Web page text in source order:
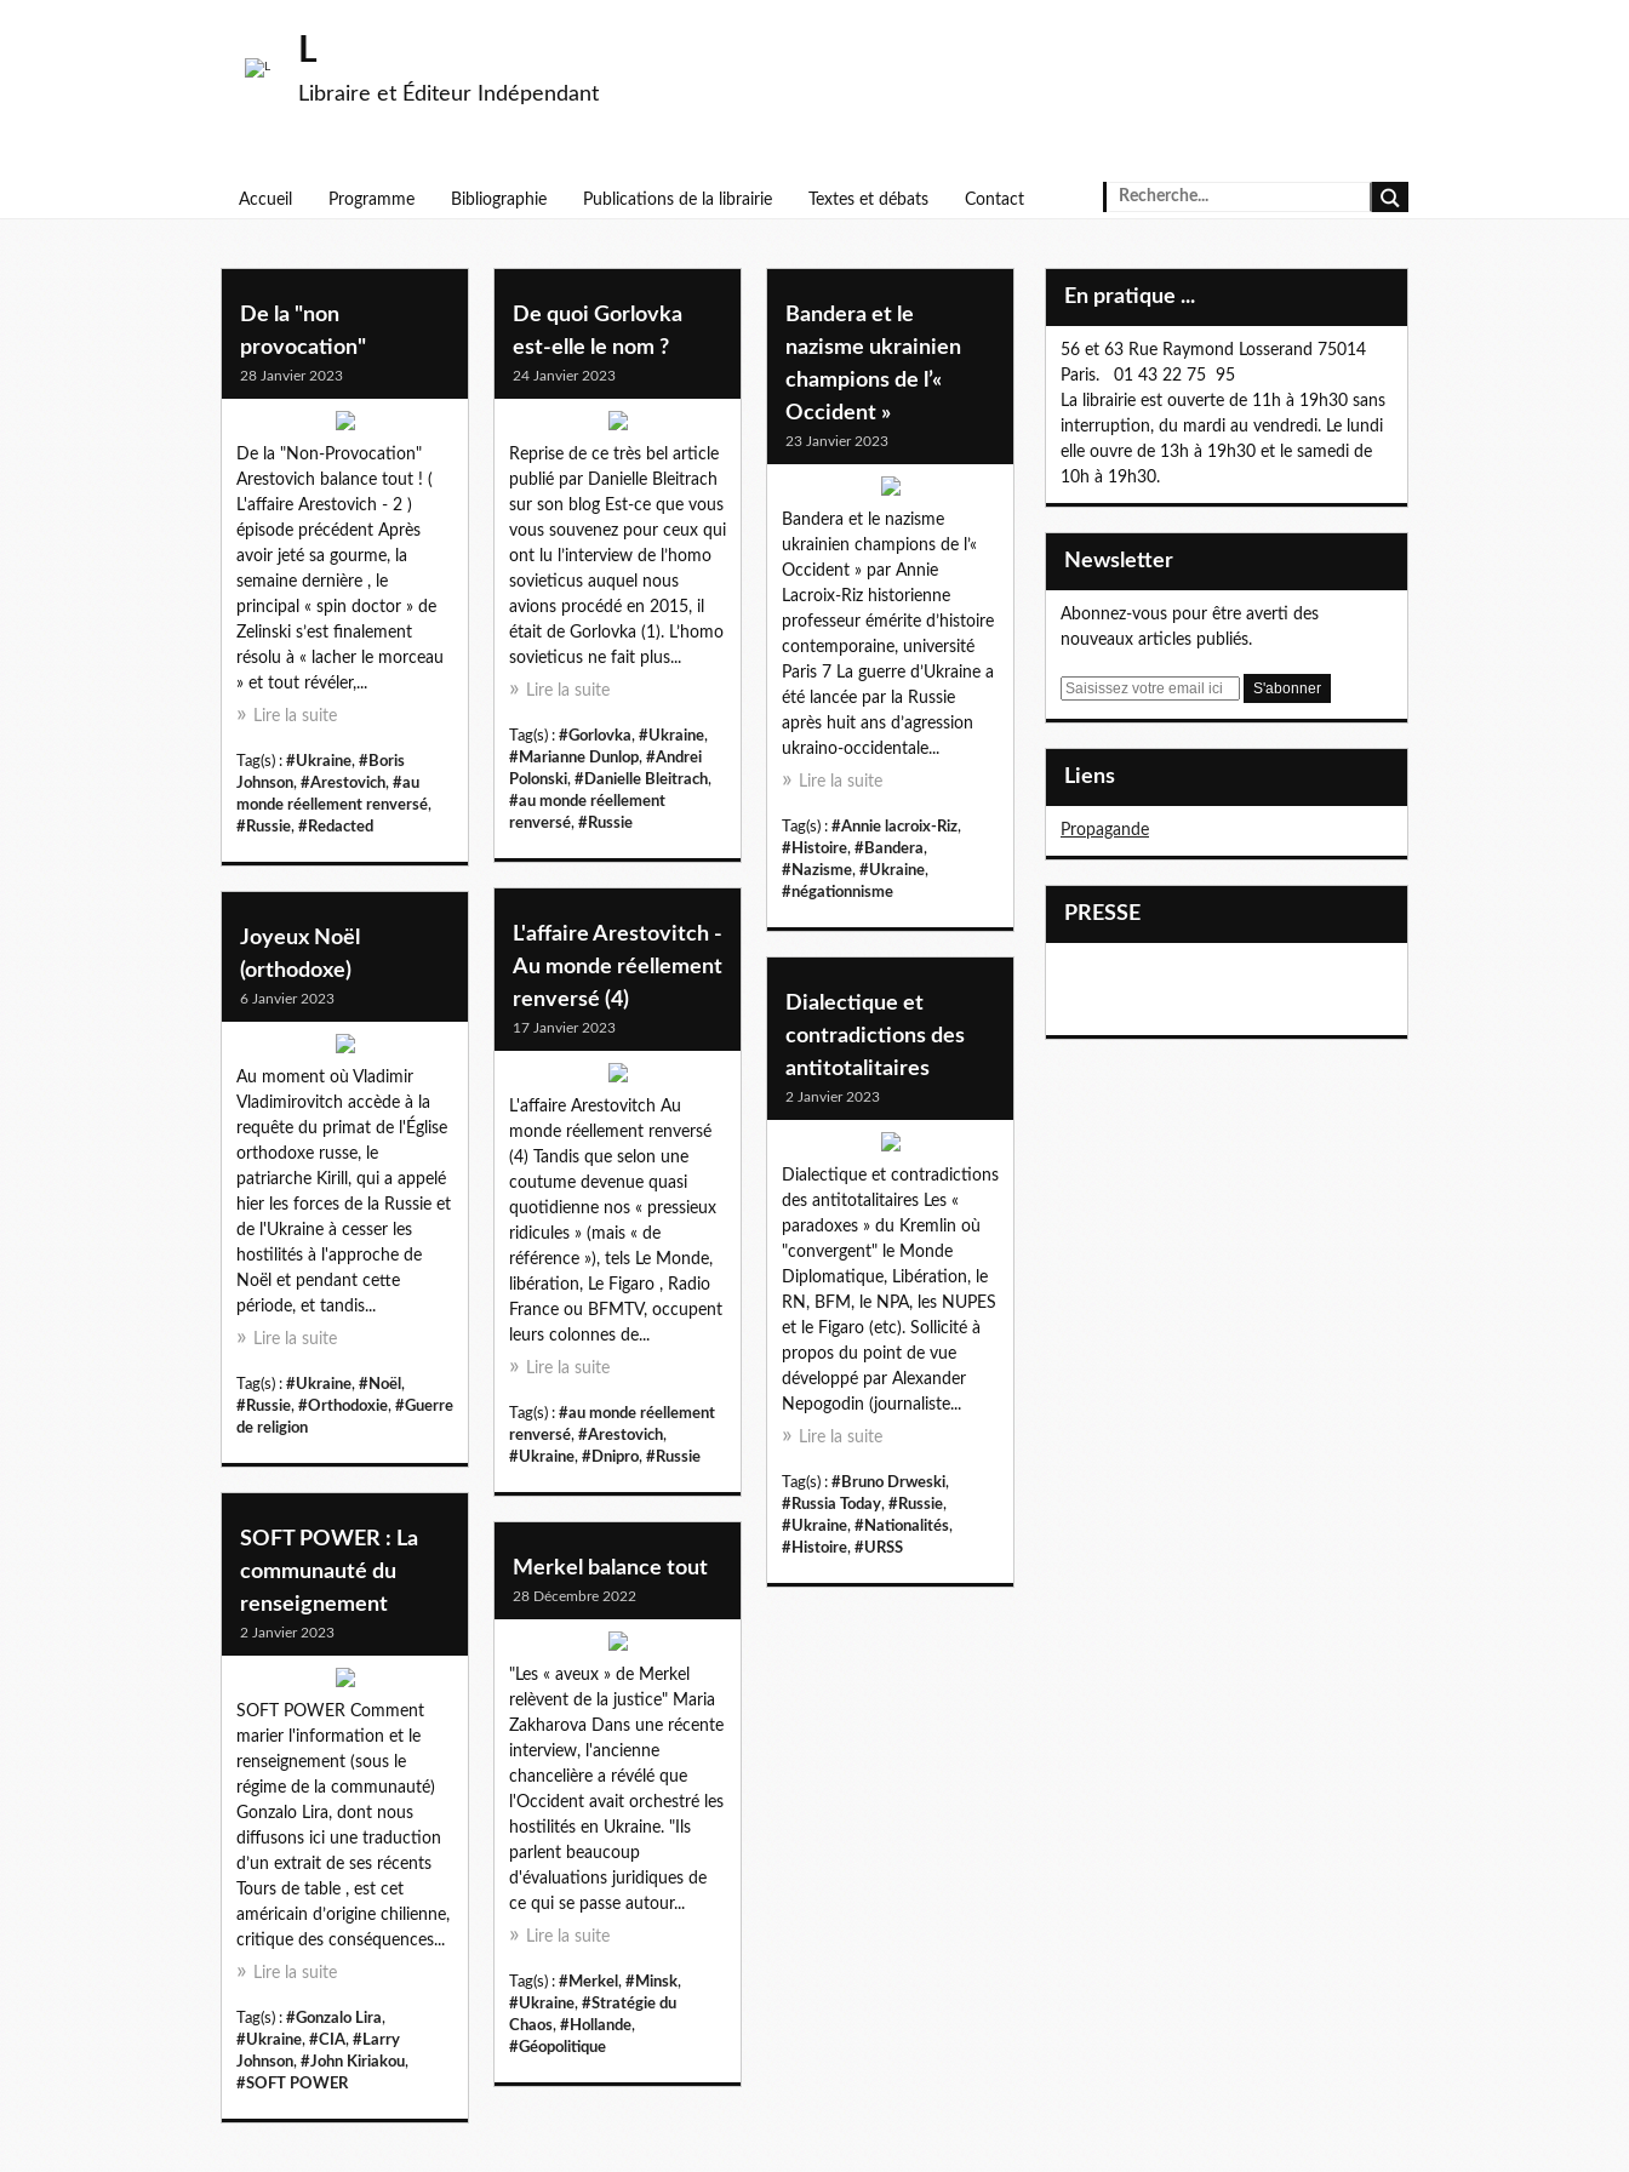
L
Libraire et Éditeur Indépendant
Accueil Programme Bibliographie Publications de la librairie Textes et débats Contact
ukraine
De la "non
provocation"
28 Janvier 2023
De la "Non-Provocation"
Arestovich balance tout ! (
L'affaire Arestovich - 2 )
épisode précédent Après
avoir jeté sa gourme, la
semaine dernière , le
principal « spin doctor » de
Zelinski s’est finalement
résolu à « lacher le morceau
» et tout révéler,...
Lire la suite
Tag(s) : #Ukraine, #Boris
Johnson, #Arestovich, #au
monde réellement renversé,
#Russie, #Redacted
De quoi Gorlovka
est-elle le nom ?
24 Janvier 2023
Reprise de ce très bel article
publié par Danielle Bleitrach
sur son blog Est-ce que vous
vous souvenez pour ceux qui
ont lu l’interview de l’homo
sovieticus auquel nous
avions procédé en 2015, il
était de Gorlovka (1). L’homo
sovieticus ne fait plus...
Lire la suite
Tag(s) : #Gorlovka, #Ukraine,
#Marianne Dunlop, #Andrei
Polonski, #Danielle Bleitrach,
#au monde réellement
renversé, #Russie
Bandera et le
nazisme ukrainien
champions de l’«
Occident »
23 Janvier 2023
Bandera et le nazisme
ukrainien champions de l’«
Occident » par Annie
Lacroix-Riz historienne
professeur émérite d’histoire
contemporaine, université
Paris 7 La guerre d’Ukraine a
été lancée par la Russie
après huit ans d’agression
ukraino-occidentale...
Lire la suite
Tag(s) : #Annie lacroix-Riz,
#Histoire, #Bandera,
#Nazisme, #Ukraine,
#négationnisme
L'affaire Arestovitch -
Au monde réellement
renversé (4)
17 Janvier 2023
L'affaire Arestovitch Au
monde réellement renversé
(4) Tandis que selon une
coutume devenue quasi
quotidienne nos « pressieux
ridicules » (mais « de
référence »), tels Le Monde,
libération, Le Figaro , Radio
France ou BFMTV, occupent
leurs colonnes de...
Lire la suite
Tag(s) : #au monde réellement
renversé, #Arestovich,
#Ukraine, #Dnipro, #Russie
Joyeux Noël
(orthodoxe)
6 Janvier 2023
Au moment où Vladimir
Vladimirovitch accède à la
requête du primat de l'Église
orthodoxe russe, le
patriarche Kirill, qui a appelé
hier les forces de la Russie et
de l'Ukraine à cesser les
hostilités à l'approche de
Noël et pendant cette
période, et tandis...
Lire la suite
Tag(s) : #Ukraine, #Noël ,
#Russie, #Orthodoxie, #Guerre
de religion
Dialectique et
contradictions des
antitotalitaires
2 Janvier 2023
Dialectique et contradictions
des antitotalitaires Les «
paradoxes » du Kremlin où
"convergent" le Monde
Diplomatique, Libération, le
RN, BFM, le NPA, les NUPES
et le Figaro (etc). Sollicité à
propos du point de vue
développé par Alexander
Nepogodin (journaliste...
Lire la suite
Tag(s) : #Bruno Drweski,
#Russia Today, #Russie,
#Ukraine, #Nationalités,
#Histoire, #URSS
SOFT POWER : La
communauté du
renseignement
2 Janvier 2023
SOFT POWER Comment
marier l'information et le
renseignement (sous le
régime de la communauté)
Gonzalo Lira, dont nous
diffusons ici une traduction
d’un extrait de ses récents
Tours de table , est cet
américain d’origine chilienne,
critique des conséquences...
Lire la suite
Tag(s) : #Gonzalo Lira,
#Ukraine, #CIA, #Larry
Johnson, #John Kiriakou,
#SOFT POWER
Merkel balance tout
28 Décembre 2022
"Les « aveux » de Merkel
relèvent de la justice" Maria
Zakharova Dans une récente
interview, l'ancienne
chancelière a révélé que
l'Occident avait orchestré les
hostilités en Ukraine. "Ils
parlent beaucoup
d'évaluations juridiques de
ce qui se passe autour...
Lire la suite
Tag(s) : #Merkel , #Minsk,
#Ukraine, #Stratégie du
Chaos, #Hollande,
#Géopolitique
En pratique ...
56 et 63 Rue Raymond Losserand 75014
Paris. 01 43 22 75 95
La librairie est ouverte de 11h à 19h30 sans
interruption, du mardi au vendredi. Le lundi
elle ouvre de 13h à 19h30 et le samedi de
10h à 19h30.
Newsletter
Abonnez-vous pour être averti des
nouveaux articles publiés.
E
Liens
Propagande
PRESSE